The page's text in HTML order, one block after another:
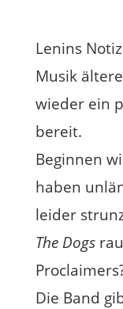
Lenins
Musik
wieder ein
bereit.
Beginnen
haben
leider
The Dogs
Die Band